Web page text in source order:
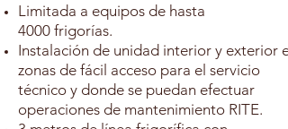
Limitada a equipos de hasta
4000 frigorías.
Instalación de unidad interior y exterior en
zonas de fácil acceso para el servicio
técnico y donde se puedan efectuar
operaciones de mantenimiento RITE.